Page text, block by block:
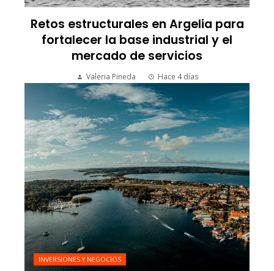
Retos estructurales en Argelia para
fortalecer la base industrial y el
mercado de servicios
Valeria Pineda Hace 4 días
INVERSIONES Y NEGOCIOS